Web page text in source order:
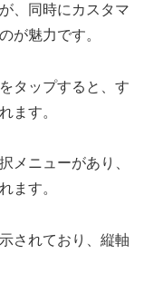
、同時にカスタマ
が魅力です。
タップすると、す
ます。
メニューがあり、
ます。
されており、縦軸